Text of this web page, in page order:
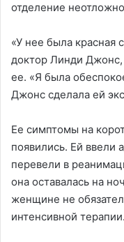
отделение
«У нее была красная
доктор Линди
ее. «Я была
Джонс сделала ей
Ее симптомы на
появились. Ей ввели
перевели в
она оставалась на
женщине не
интенсивной терапии.